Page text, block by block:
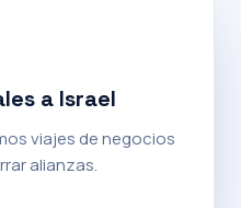
a Israel
viajes de negocios
alianzas.